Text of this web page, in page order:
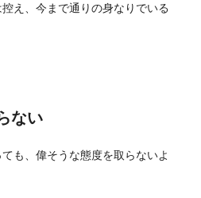
え、今まで通りの身なりでいる
ない
も、偉そうな態度を取らないよ